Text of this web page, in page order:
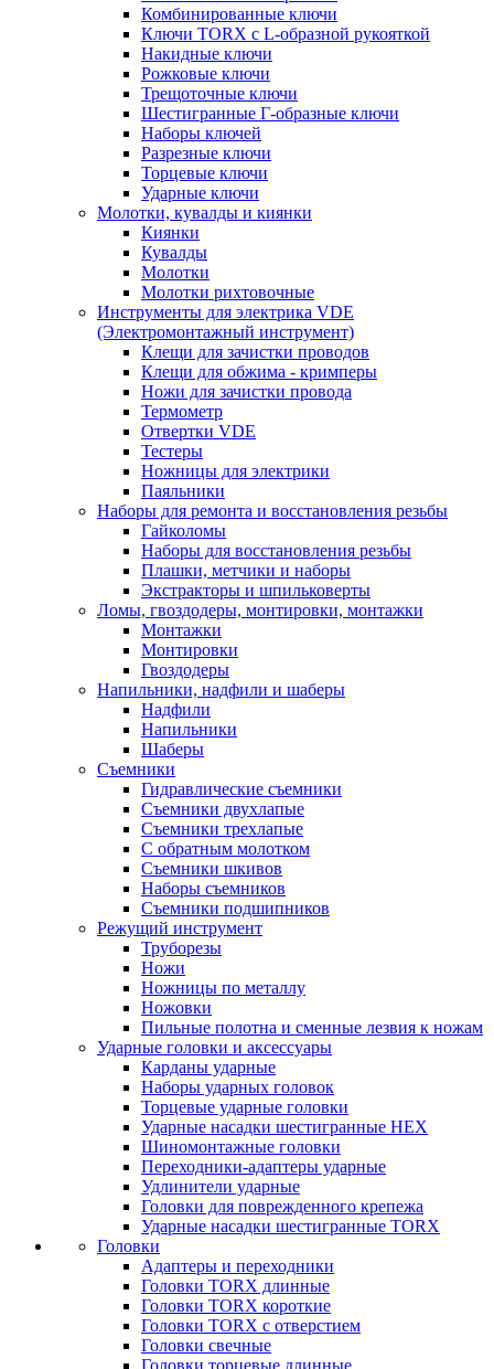
Комбинированные ключи
Ключи TORX с L-образной рукояткой
Накидные ключи
Рожковые ключи
Трещоточные ключи
Шестигранные Г-образные ключи
Наборы ключей
Разрезные ключи
Торцевые ключи
Ударные ключи
Молотки, кувалды и киянки
Киянки
Кувалды
Молотки
Молотки рихтовочные
Инструменты для электрика VDE
(Электромонтажный инструмент)
Клещи для зачистки проводов
Клещи для обжима - кримперы
Ножи для зачистки провода
Термометр
Отвертки VDE
Тестеры
Ножницы для электрики
Паяльники
Наборы для ремонта и восстановления резьбы
Гайколомы
Наборы для восстановления резьбы
Плашки, метчики и наборы
Экстракторы и шпильковерты
Ломы, гвоздодеры, монтировки, монтажки
Монтажки
Монтировки
Гвоздодеры
Напильники, надфили и шаберы
Надфили
Напильники
Шаберы
Съемники
Гидравлические съемники
Съемники двухлапые
Съемники трехлапые
С обратным молотком
Съемники шкивов
Наборы съемников
Съемники подшипников
Режущий инструмент
Труборезы
Ножи
Ножницы по металлу
Ножовки
Пильные полотна и сменные лезвия к ножам
Ударные головки и аксессуары
Карданы ударные
Наборы ударных головок
Торцевые ударные головки
Ударные насадки шестигранные HEX
Шиномонтажные головки
Переходники-адаптеры ударные
Удлинители ударные
Головки для поврежденного крепежа
Ударные насадки шестигранные TORX
Головки
Адаптеры и переходники
Головки TORX длинные
Головки TORX короткие
Головки TORX с отверстием
Головки свечные
Головки торцевые длинные